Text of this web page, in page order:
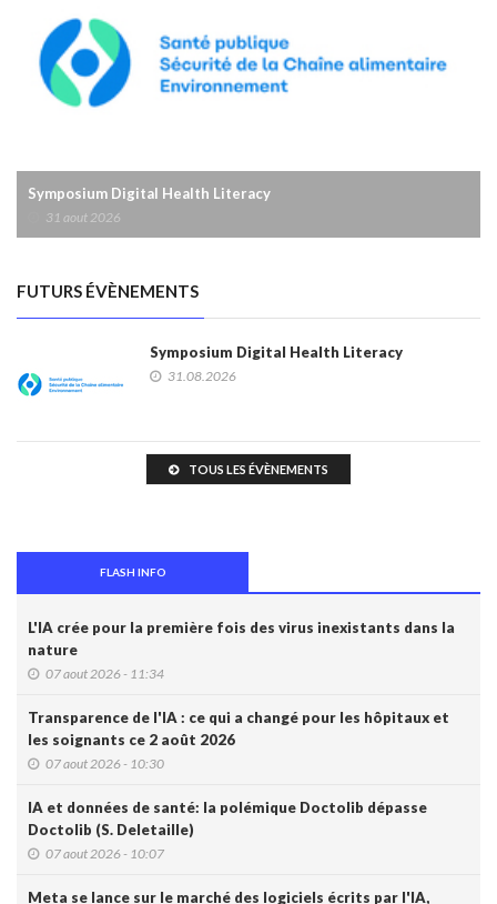
Symposium Digital Health Literacy
31 aout 2026
FUTURS ÉVÈNEMENTS
Symposium Digital Health Literacy
31.08.2026
TOUS LES ÉVÈNEMENTS
FLASH INFO
L'IA crée pour la première fois des virus inexistants dans la
nature
07 aout 2026 - 11:34
Transparence de l'IA : ce qui a changé pour les hôpitaux et
les soignants ce 2 août 2026
07 aout 2026 - 10:30
IA et données de santé: la polémique Doctolib dépasse
Doctolib (S. Deletaille)
07 aout 2026 - 10:07
Meta se lance sur le marché des logiciels écrits par l'IA,